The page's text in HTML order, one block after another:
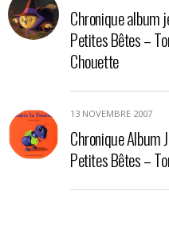
Chronique album
Petites Bêtes –
Chouette
13 NOVEMBRE 2007
Chronique Album
Petites Bêtes –